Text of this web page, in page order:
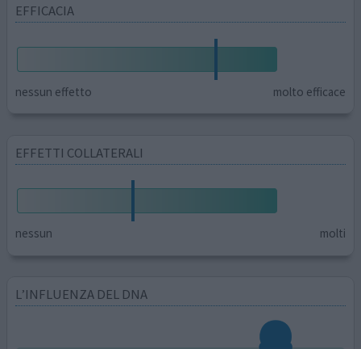
EFFICACIA
nessun effetto molto efficace
EFFETTI COLLATERALI
nessun molti
L’INFLUENZA DEL DNA